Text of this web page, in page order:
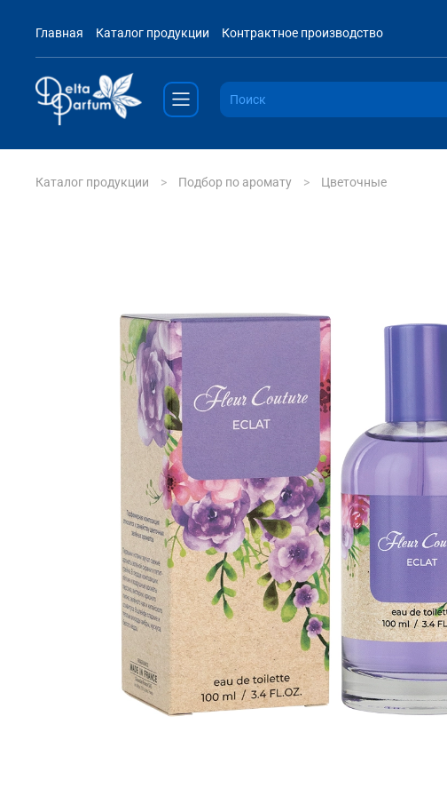
Главная Каталог продукции Контрактное производство
Каталог продукции Подбор по аромату Цветочные